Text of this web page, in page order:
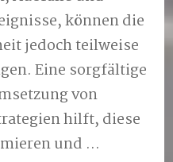
können die
jedoch teilweise
Eine sorgfältige
von
hilft, diese
und …